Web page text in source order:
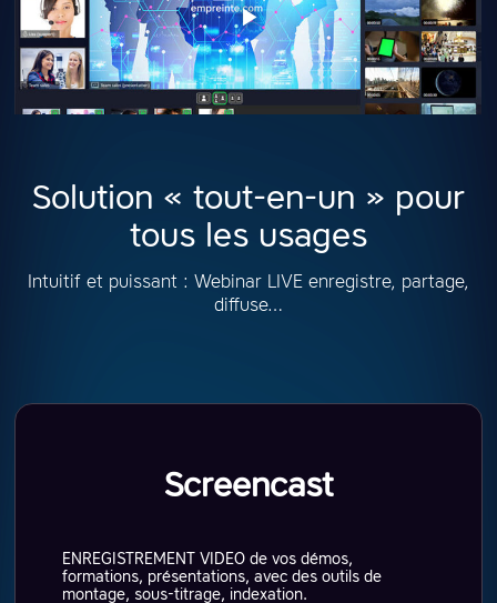
Solution « tout-en-un » pour
tous les usages
Intuitif et puissant : Webinar LIVE enregistre, partage,
diffuse…
Screencast
ENREGISTREMENT VIDEO de vos démos,
formations, présentations, avec des outils de
montage, sous-titrage, indexation.